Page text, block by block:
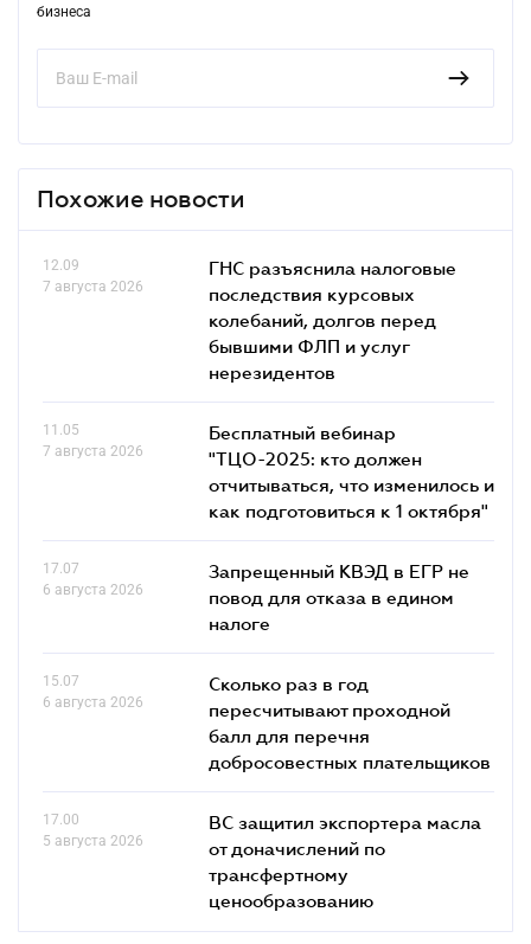
бизнеса
Похожие новости
12.09
7 августа 2026
ГНС разъяснила налоговые
последствия курсовых
колебаний, долгов перед
бывшими ФЛП и услуг
нерезидентов
11.05
7 августа 2026
Бесплатный вебинар
"ТЦО-2025: кто должен
отчитываться, что изменилось и
как подготовиться к 1 октября"
17.07
6 августа 2026
Запрещенный КВЭД в ЕГР не
повод для отказа в едином
налоге
15.07
6 августа 2026
Сколько раз в год
пересчитывают проходной
балл для перечня
добросовестных плательщиков
17.00
5 августа 2026
ВС защитил экспортера масла
от доначислений по
трансфертному
ценообразованию